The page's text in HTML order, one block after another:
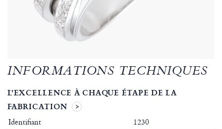
INFORMATIONS TECHNIQUES
L'EXCELLENCE À CHAQUE ÉTAPE DE LA
FABRICATION
Identifiant
1230